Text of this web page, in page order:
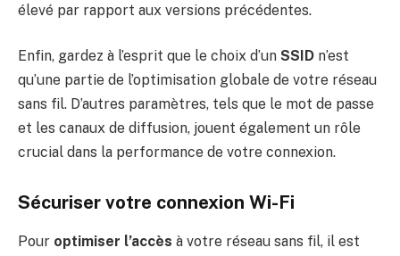
élevé par rapport aux versions précédentes.
Enfin, gardez à l’esprit que le choix d’un SSID n’est
qu’une partie de l’optimisation globale de votre réseau
sans fil. D’autres paramètres, tels que le mot de passe
et les canaux de diffusion, jouent également un rôle
crucial dans la performance de votre connexion.
Sécuriser votre connexion Wi-Fi
Pour optimiser l’accès à votre réseau sans fil, il est